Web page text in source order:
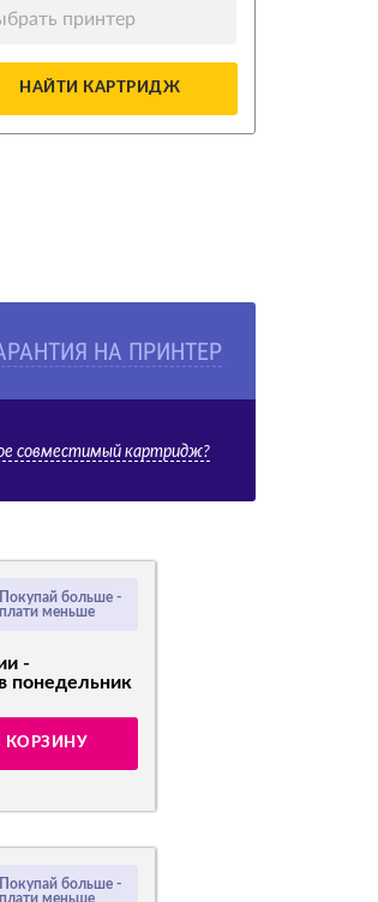
принтер
НАЙТИ КАРТРИДЖ
НА ПРИНТЕР
совместимый картридж?
Покупай больше -
плати меньше
-
понедельник
КОРЗИНУ
Покупай больше -
плати меньше